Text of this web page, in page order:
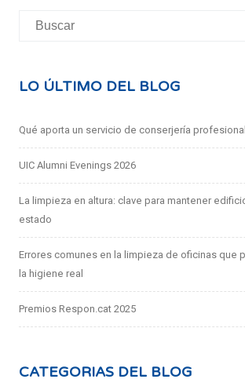
LO ÚLTIMO DEL BLOG
Qué aporta un servicio de conserjería profesional
UIC Alumni Evenings 2026
La limpieza en altura: clave para mantener
estado
Errores comunes en la limpieza de oficinas que
la higiene real
Premios Respon.cat 2025
CATEGORIAS DEL BLOG